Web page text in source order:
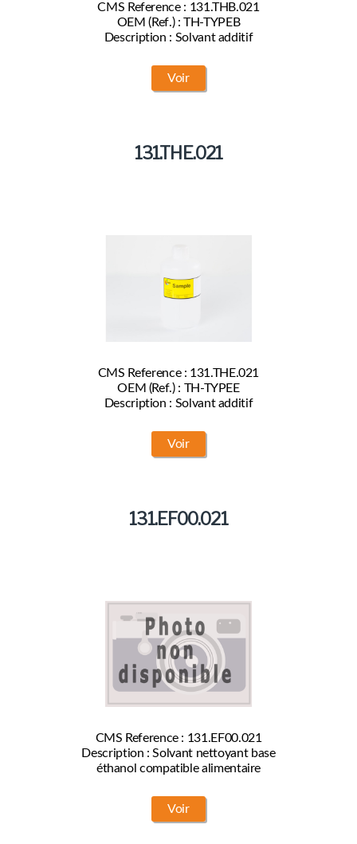
CMS Reference : 131.THB.021
OEM (Ref.) : TH-TYPEB
Description : Solvant additif
Voir
131.THE.021
CMS Reference : 131.THE.021
OEM (Ref.) : TH-TYPEE
Description : Solvant additif
Voir
131.EF00.021
CMS Reference : 131.EF00.021
Description : Solvant nettoyant base
éthanol compatible alimentaire
Voir